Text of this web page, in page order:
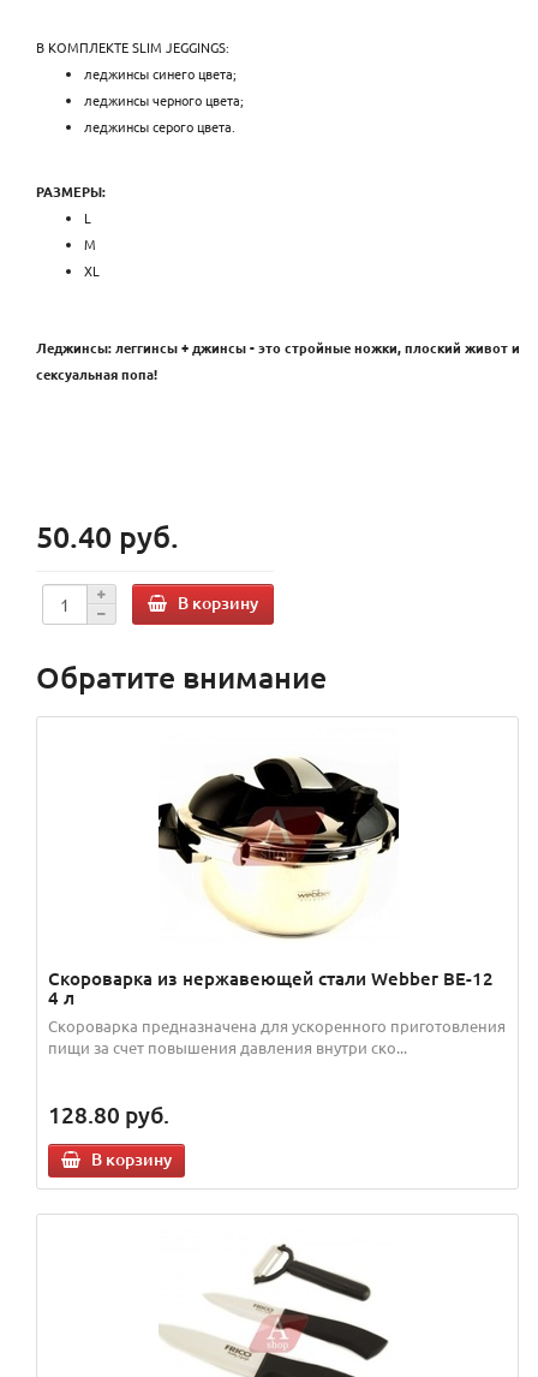
В КОМПЛЕКТЕ SLIM JEGGINGS:
леджинсы синего цвета;
леджинсы черного цвета;
леджинсы серого цвета.
РАЗМЕРЫ:
L
M
XL
Леджинсы: леггинсы + джинсы - это стройные ножки, плоский живот и
сексуальная попа!
50.40 руб.
В корзину
Обратите внимание
Скороварка из нержавеющей стали Webber BE-12
4 л
Скороварка предназначена для ускоренного приготовления
пищи за счет повышения давления внутри ско...
128.80 руб.
В корзину